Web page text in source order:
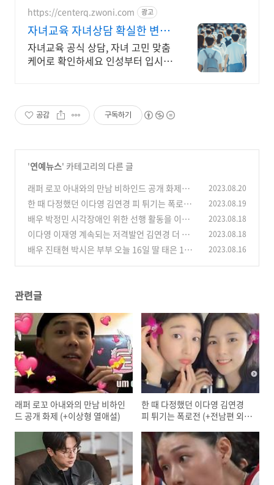
https://centerq.zwoni.com 광고
자녀교육 자녀상담 확실한 변화
와 성장
자녀교육 공식 상담, 자녀 고민 맞춤
케어로 확인하세요 인성부터 입시까
공감 구독하기
'연예뉴스' 카테고리의 다른 글
래퍼 로꼬 아내와의 만남 비하인드 공개 화제
(+이상형 열애설)
(0)
2023.08.20
한 때 다정했던 이다영 김연경 피 튀기는 폭로전
(+전남편 외도)
(0)
2023.08.19
배우 박정민 시각장애인 위한 선행 활동을 이어나
가는 이유 고백 화제
(0)
2023.08.18
이다영 이재영 계속되는 저격발언 김연경 더 이상
은 못참아 강경대응
(0)
2023.08.18
배우 진태현 박시은 부부 오늘 16일 딸 태은 1주
2023.08.16
관련글
래퍼 로꼬 아내와의 만남 비하인
드 공개 화제 (+이상형 열애설)
한 때 다정했던 이다영 김연경
피 튀기는 폭로전 (+전남편 외